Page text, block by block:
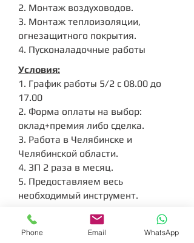
2. Монтаж воздуховодов.
3. Монтаж теплоизоляции,
огнезащитного покрытия.
4. Пусконаладочные работы
Условия:
1. График работы 5/2 с 08.00 до
17.00
2. Форма оплаты на выбор:
оклад+премия либо сделка.
3. Работа в Челябинске и
Челябинской области.
4. ЗП 2 раза в месяц.
5. Предоставляем весь
необходимый инструмент.
Phone Email WhatsApp